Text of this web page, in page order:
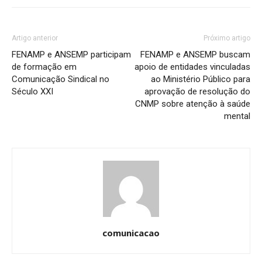
Artigo anterior
FENAMP e ANSEMP participam
de formação em
Comunicação Sindical no
Século XXI
Próximo artigo
FENAMP e ANSEMP buscam
apoio de entidades vinculadas
ao Ministério Público para
aprovação de resolução do
CNMP sobre atenção à saúde
mental
comunicacao